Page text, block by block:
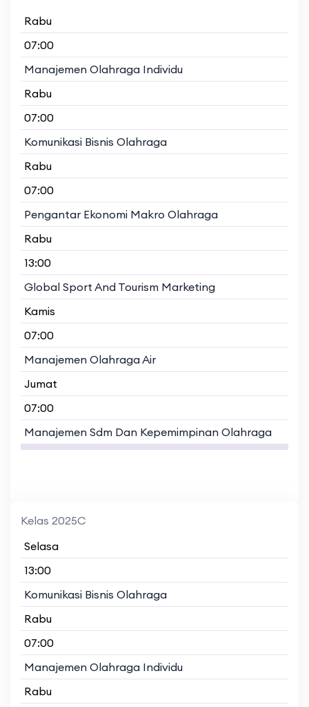
Rabu
07:00
Manajemen Olahraga Individu
Rabu
07:00
Komunikasi Bisnis Olahraga
Rabu
07:00
Pengantar Ekonomi Makro Olahraga
Rabu
13:00
Global Sport And Tourism Marketing
Kamis
07:00
Manajemen Olahraga Air
Jumat
07:00
Manajemen Sdm Dan Kepemimpinan Olahraga
Kelas 2025C
Selasa
13:00
Komunikasi Bisnis Olahraga
Rabu
07:00
Manajemen Olahraga Individu
Rabu